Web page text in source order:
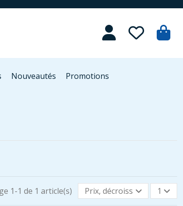
Nouveautés Promotions
1-1 de 1 article(s) Prix, décroissant 1